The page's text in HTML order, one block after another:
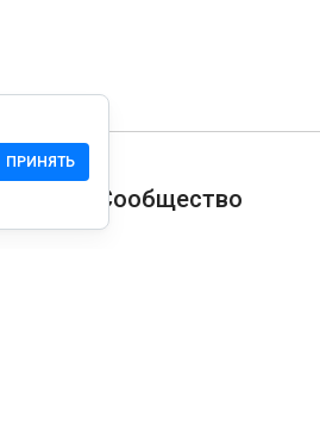
Сообщество
ПРИНЯТЬ